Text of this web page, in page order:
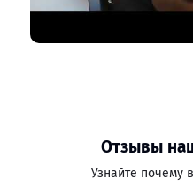
Отзывы
Узнайте почему